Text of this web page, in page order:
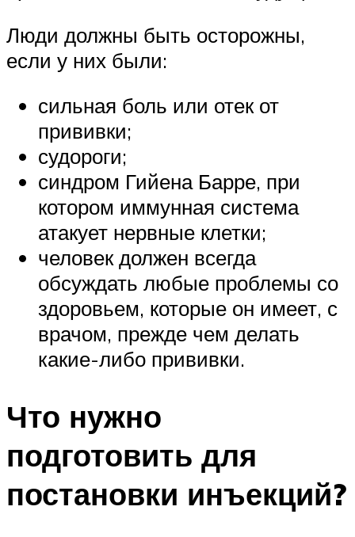
Люди должны быть осторожны,
если у них были:
сильная боль или отек от
прививки;
судороги;
синдром Гийена Барре, при
котором иммунная система
атакует нервные клетки;
человек должен всегда
обсуждать любые проблемы со
здоровьем, которые он имеет, с
врачом, прежде чем делать
какие-либо прививки.
Что нужно
подготовить для
постановки инъекций?